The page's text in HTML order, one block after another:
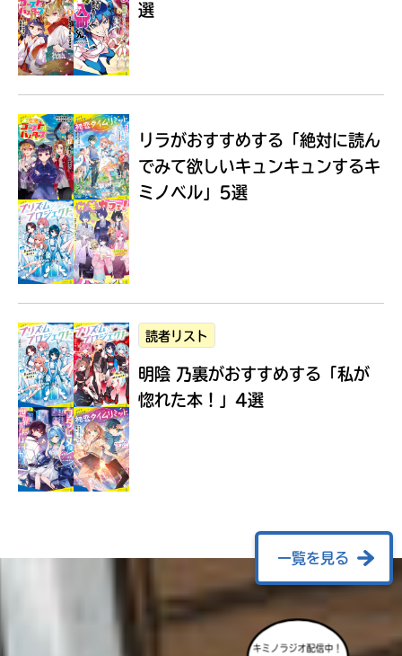
Loading...
選
リラがおすすめする 「絶対に読ん
でみて欲しいキュンキュンするキ
ミノベル」5選
読者リスト
明陰 乃裏がおすすめする 「私が
惚れた本！」4選
一覧を見る
キミノラジオ配信中！
に
エ
も
度